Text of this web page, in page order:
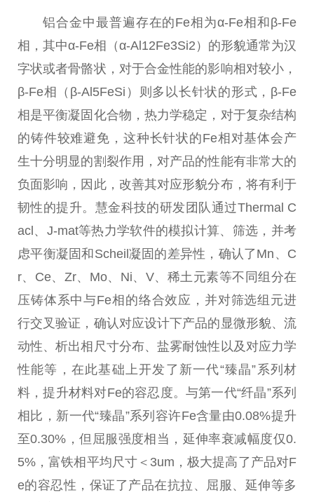
铝合金中最普遍存在的Fe相为α-Fe相和β-Fe
相，其中α-Fe相（α-Al12Fe3Si2）的形貌通常为汉
字状或者骨骼状，对于合金性能的影响相对较小，
β-Fe相（β-Al5FeSi）则多以长针状的形式，β-Fe
相是平衡凝固化合物，热力学稳定，对于复杂结构
的铸件较难避免，这种长针状的Fe相对基体会产
生十分明显的割裂作用，对产品的性能有非常大的
负面影响，因此，改善其对应形貌分布，将有利于
韧性的提升。慧金科技的研发团队通过Thermal C
acl、J-mat等热力学软件的模拟计算、筛选，并考
虑平衡凝固和Scheil凝固的差异性，确认了Mn、C
r、Ce、Zr、Mo、Ni、V、稀土元素等不同组分在
压铸体系中与Fe相的络合效应，并对筛选组元进
行交叉验证，确认对应设计下产品的显微形貌、流
动性、析出相尺寸分布、盐雾耐蚀性以及对应力学
性能等，在此基础上开发了新一代“臻晶”系列材
料，提升材料对Fe的容忍度。与第一代“纤晶”系列
相比，新一代“臻晶”系列容许Fe含量由0.08%提升
至0.30%，但屈服强度相当，延伸率衰减幅度仅0.
5%，富铁相平均尺寸＜3um，极大提高了产品对F
e的容忍性，保证了产品在抗拉、屈服、延伸等多